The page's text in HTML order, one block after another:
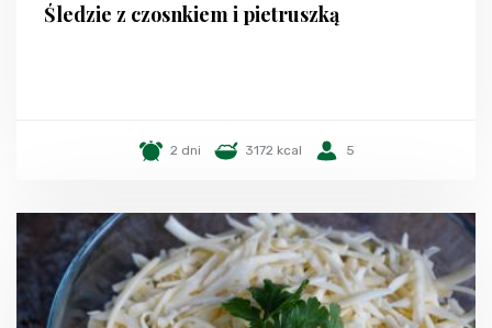
Śledzie z czosnkiem i pietruszką
2 dni 3172 kcal 5